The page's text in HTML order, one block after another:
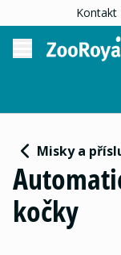
Kontakt
Misky a
kočky